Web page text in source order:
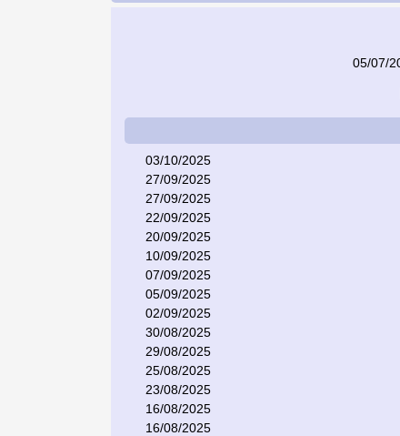
03/10/2025
27/09/2025
27/09/2025
22/09/2025
20/09/2025
10/09/2025
07/09/2025
05/09/2025
02/09/2025
30/08/2025
29/08/2025
25/08/2025
23/08/2025
16/08/2025
16/08/2025